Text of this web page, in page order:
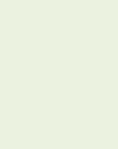
問い合わせ